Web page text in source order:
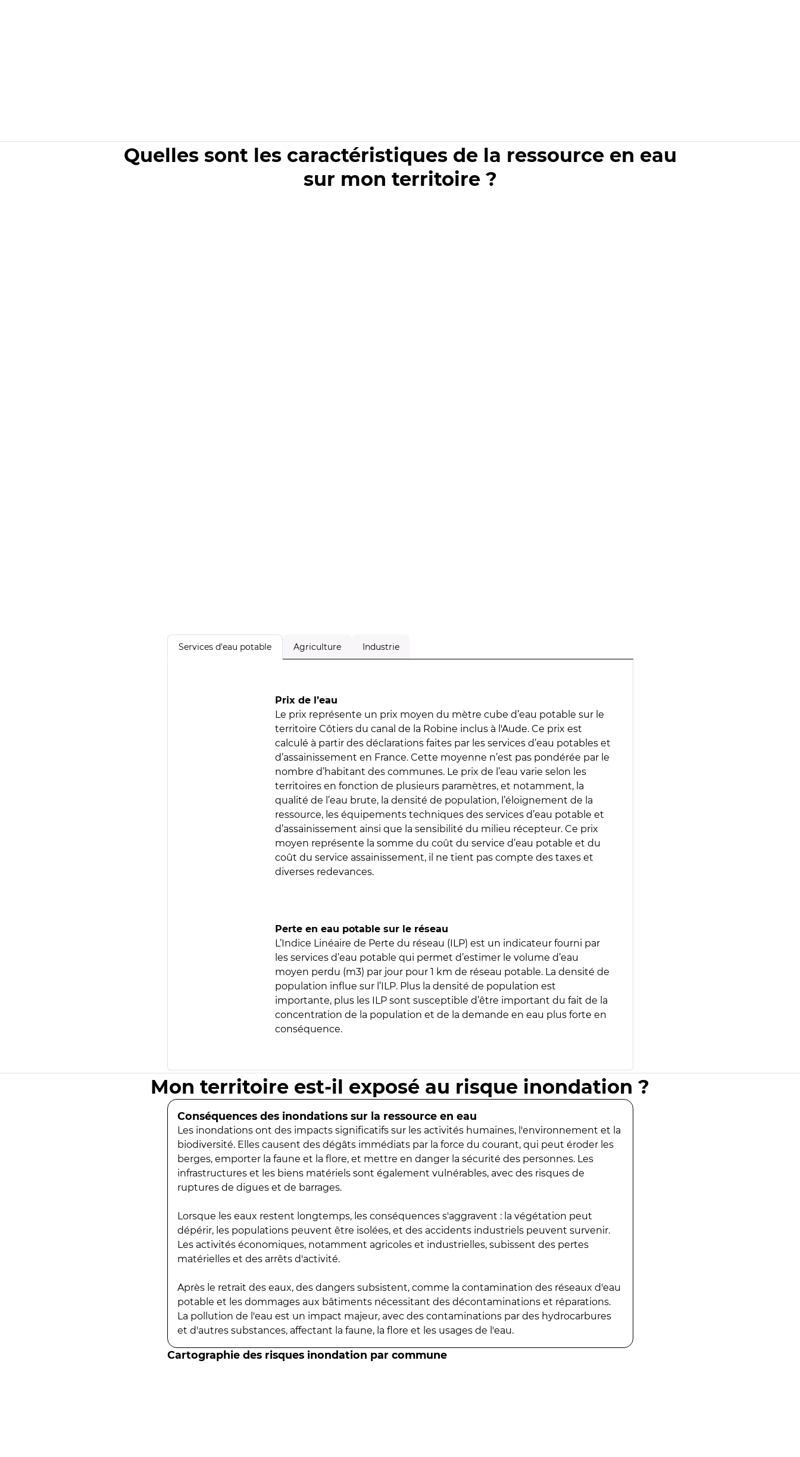
Quelles sont les caractéristiques de la ressource en eau
sur mon territoire ?
Services d'eau potable Agriculture Industrie
Prix de l’eau
Le prix représente un prix moyen du mètre cube d’eau potable sur le
territoire Côtiers du canal de la Robine inclus à l'Aude. Ce prix est
calculé à partir des déclarations faites par les services d’eau potables et
d’assainissement en France. Cette moyenne n’est pas pondérée par le
nombre d’habitant des communes. Le prix de l’eau varie selon les
territoires en fonction de plusieurs paramètres, et notamment, la
qualité de l’eau brute, la densité de population, l’éloignement de la
ressource, les équipements techniques des services d’eau potable et
d’assainissement ainsi que la sensibilité du milieu récepteur. Ce prix
moyen représente la somme du coût du service d’eau potable et du
coût du service assainissement, il ne tient pas compte des taxes et
diverses redevances.
Perte en eau potable sur le réseau
L’Indice Linéaire de Perte du réseau (ILP) est un indicateur fourni par
les services d’eau potable qui permet d’estimer le volume d’eau
moyen perdu (m3) par jour pour 1 km de réseau potable. La densité de
population influe sur l’ILP. Plus la densité de population est
importante, plus les ILP sont susceptible d’être important du fait de la
concentration de la population et de la demande en eau plus forte en
conséquence.
Mon territoire est-il exposé au risque inondation ?
Conséquences des inondations sur la ressource en eau
Les inondations ont des impacts significatifs sur les activités humaines, l'environnement et la
biodiversité. Elles causent des dégâts immédiats par la force du courant, qui peut éroder les
berges, emporter la faune et la flore, et mettre en danger la sécurité des personnes. Les
infrastructures et les biens matériels sont également vulnérables, avec des risques de
ruptures de digues et de barrages.
Lorsque les eaux restent longtemps, les conséquences s'aggravent : la végétation peut
dépérir, les populations peuvent être isolées, et des accidents industriels peuvent survenir.
Les activités économiques, notamment agricoles et industrielles, subissent des pertes
matérielles et des arrêts d'activité.
Après le retrait des eaux, des dangers subsistent, comme la contamination des réseaux d'eau
potable et les dommages aux bâtiments nécessitant des décontaminations et réparations.
La pollution de l'eau est un impact majeur, avec des contaminations par des hydrocarbures
et d'autres substances, affectant la faune, la flore et les usages de l'eau.
Cartographie des risques inondation par commune